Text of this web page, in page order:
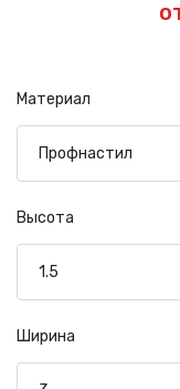
Материал
Высота
Ширина